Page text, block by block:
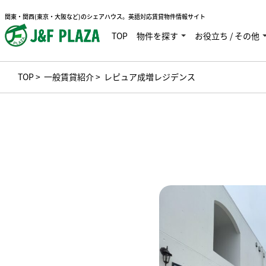
関東・関西(東京・大阪など)のシェアハウス。英語対応賃貸物件情報サイト
TOP 物件を探す お役立ち / その他
TOP> 一般賃貸紹介> レピュア成増レジデンス